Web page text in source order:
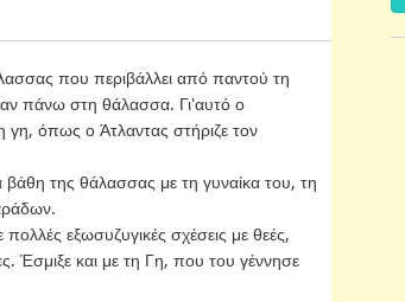
που περιβάλλει από παντού τη
πάνω στη θάλασσα. Γι'αυτό ο
γη, όπως ο Άτλαντας στήριζε τον
της θάλασσας με τη γυναίκα του, τη
εξωσυζυγικές σχέσεις με θεές,
Έσμιξε και με τη Γη, που του γέννησε